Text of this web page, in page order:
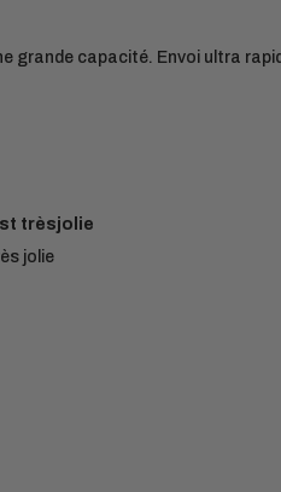
grande capacité. Envoi ultra
trèsjolie
jolie